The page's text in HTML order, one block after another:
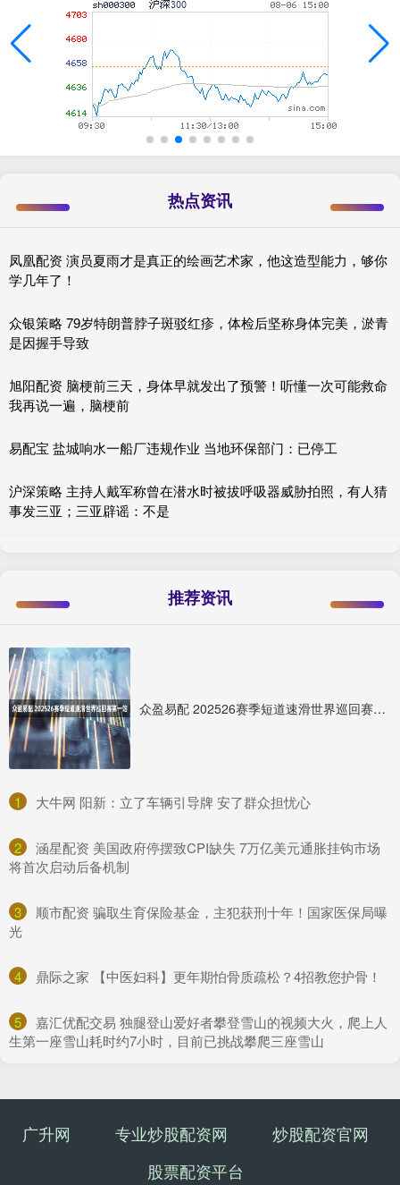
热点资讯
凤凰配资 演员夏雨才是真正的绘画艺术家，他这造型能力，够你
学几年了！
众银策略 79岁特朗普脖子斑驳红疹，体检后坚称身体完美，淤青
是因握手导致
旭阳配资 脑梗前三天，身体早就发出了预警！听懂一次可能救命
我再说一遍，脑梗前
易配宝 盐城响水一船厂违规作业 当地环保部门：已停工
沪深策略 主持人戴军称曾在潜水时被拔呼吸器威胁拍照，有人猜
事发三亚；三亚辟谣：不是
推荐资讯
众盈易配 202526赛季短道速滑世界巡回赛第一站
1 ​大牛网 阳新：立了车辆引导牌 安了群众担忧心
2
​涵星配资 美国政府停摆致CPI缺失 7万亿美元通胀挂钩市场
将首次启动后备机制
3
​顺市配资 骗取生育保险基金，主犯获刑十年！国家医保局曝
光
4 ​鼎际之家 【中医妇科】更年期怕骨质疏松？4招教您护骨！
5
​嘉汇优配交易 独腿登山爱好者攀登雪山的视频大火，爬上人
生第一座雪山耗时约7小时，目前已挑战攀爬三座雪山
广升网 专业炒股配资网
炒股配资官网
股票配资平台